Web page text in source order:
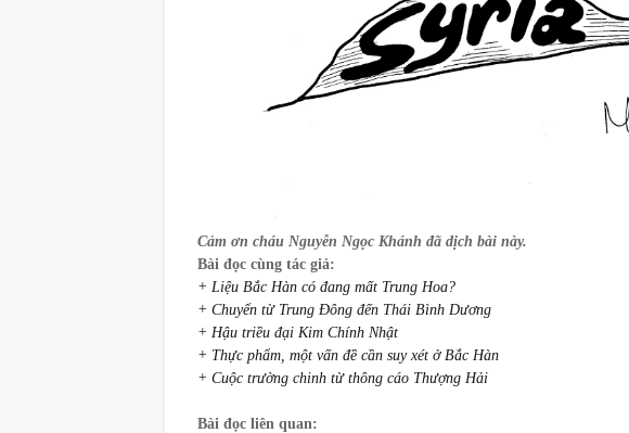
Cảm ơn cháu Nguyễn Ngọc Khánh đã dịch bài này.
Bài đọc cùng tác giả:
+ Liệu Bắc Hàn có đang mất Trung Hoa?
+ Chuyển từ Trung Đông đến Thái Bình Dương
+ Hậu triều đại Kim Chính Nhật
+ Thực phẩm, một vấn đề cần suy xét ở Bắc Hàn
+ Cuộc trường chinh từ thông cáo Thượng Hải
Bài đọc liên quan: